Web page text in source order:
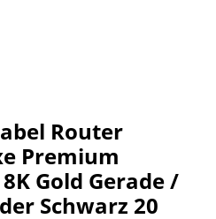
Router
Premium
Gold Gerade /
Schwarz 20